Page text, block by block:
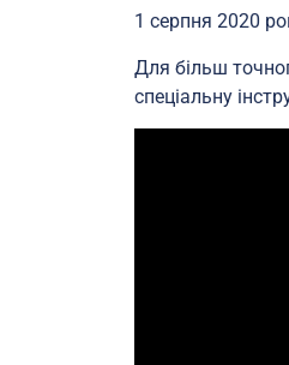
1 серпня 2020
Для більш
спеціальну